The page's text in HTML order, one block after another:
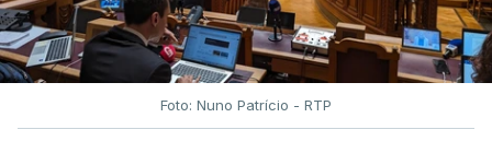
Foto: Nuno Patrício - RTP